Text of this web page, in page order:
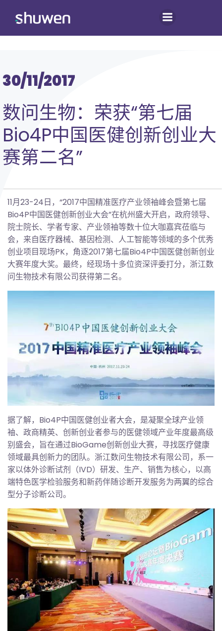
30/11/2017
数问生物：荣获“第七届
Bio4P中国医健创新创业大
赛第二名”
11月23-24日，“2017中国精准医疗产业领袖峰会暨第七届
Bio4P中国医健创新创业大会”在杭州盛大开启，政府领导、
院士院长、学者专家、产业领袖等数十位大咖嘉宾莅临与
会，来自医疗器械、基因检测、人工智能等领域的多个优秀
创业项目现场PK，角逐2017第七届Bio4P中国医健创新创业
大赛年度大奖。最终，经现场十多位资深评委打分，浙江数
问生物技术有限公司获得第二名。
据了解，Bio4P中国医健创业者大会，是凝聚全球产业领
袖、政商精英、创新创业者参与的医健领域产业年度最高级
别盛会，旨在通过BioGame创新创业大赛，寻找医疗健康
领域最具创新力的团队。浙江数问生物技术有限公司，系一
家以体外诊断试剂（IVD）研发、生产、销售为核心，以高
端特色医学检验服务和新药伴随诊断开发服务为两翼的综合
型分子诊断公司。